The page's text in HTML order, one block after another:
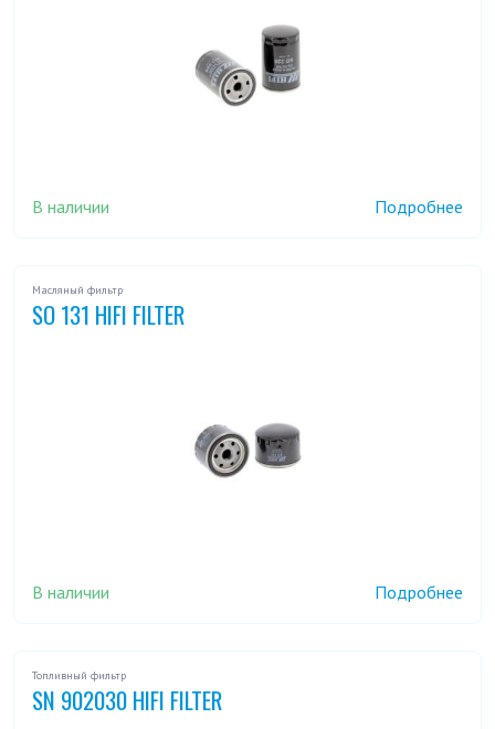
В наличии Подробнее
Масляный фильтр
SO 131 HIFI FILTER
В наличии Подробнее
Топливный фильтр
SN 902030 HIFI FILTER